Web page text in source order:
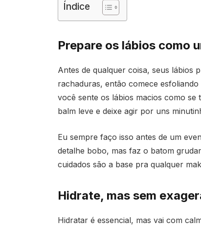
Índice
Prepare os lábios como
Antes de qualquer coisa, seus lábios
rachaduras, então comece
você sente os lábios macios como se
balm leve e deixe agir por uns
Eu sempre faço isso antes de um
detalhe bobo, mas faz o batom
cuidados são a base pra qualquer
Hidrate, mas sem
Hidratar é essencial, mas vai com